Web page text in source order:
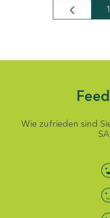
1
Wie zufrieden sind